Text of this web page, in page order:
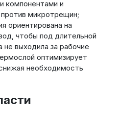
компонентами и
микротрещин;
ориентирована на
чтобы под длительной
не выходила за рабочие
оптимизирует
необходимость